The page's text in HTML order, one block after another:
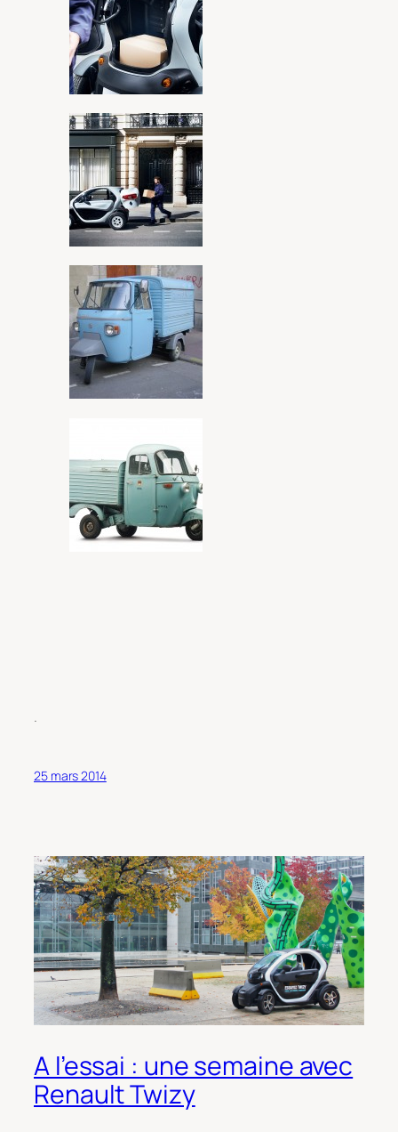
.
25 mars 2014
A l’essai : une semaine avec
Renault Twizy